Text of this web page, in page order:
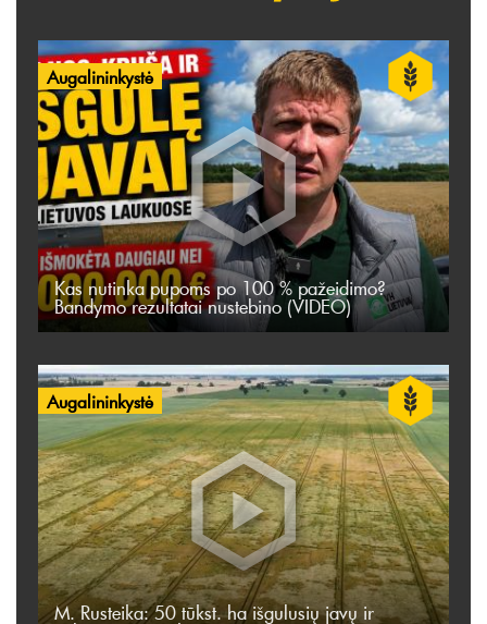
Augalininkystė
Kas nutinka pupoms po 100 % pažeidimo?
Bandymo rezultatai nustebino (VIDEO)
Augalininkystė
M. Rusteika: 50 tūkst. ha išgulusių javų ir